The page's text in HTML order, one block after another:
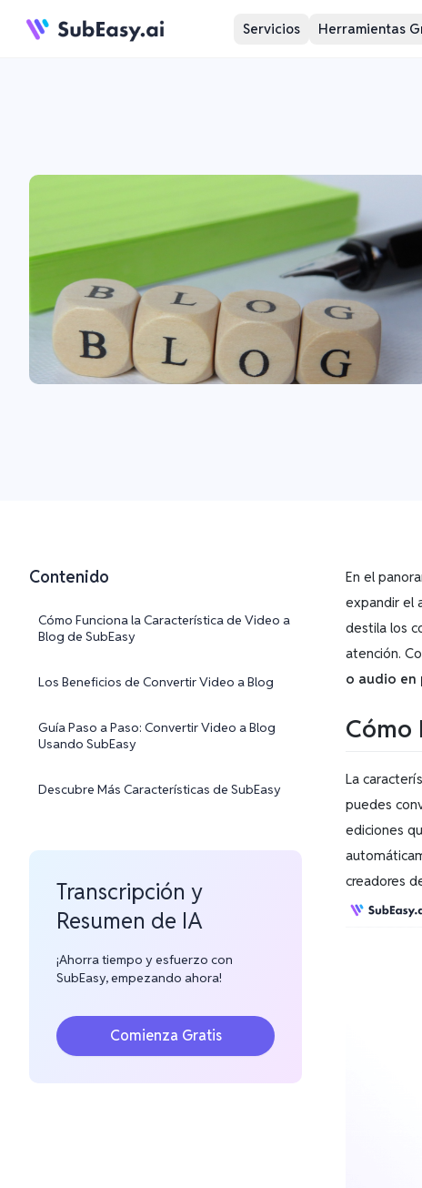
Servicios Herramientas
Contenido
Cómo Funciona la Característica de Video a
Blog de SubEasy
Los Beneficios de Convertir Video a Blog
Guía Paso a Paso: Convertir Video a Blog
Usando SubEasy
Descubre Más Características de SubEasy
Transcripción y
Resumen de IA
¡Ahorra tiempo y esfuerzo con
SubEasy, empezando ahora!
Comienza Gratis
En el
expandir el
destila los
atención.
o audio en
Cómo
La
puedes
ediciones
creadores